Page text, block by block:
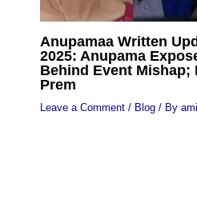
Anupamaa Written
2025: Anupama
Behind Event Mishap;
Prem
Leave a Comment / Blog/ By